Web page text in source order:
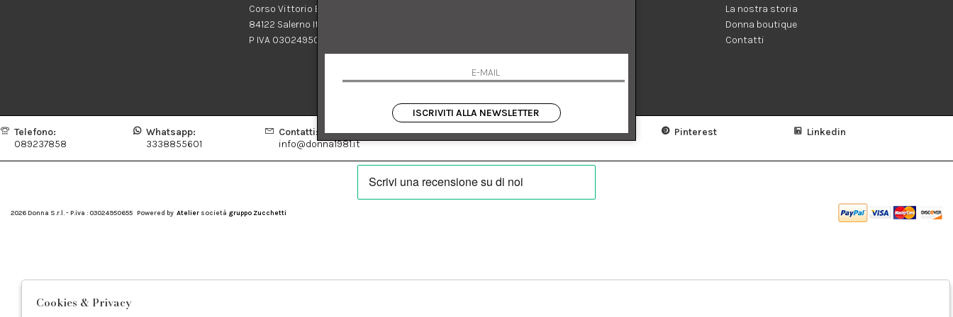
Corso Vittorio Emanuele 182
84122 Salerno Italia
P IVA 03024950655
Termini e condizioni
Condizioni di vendita
Spedizione
La nostra storia
Donna boutique
Contatti
Telefono:
089237858
Whatsapp:
3338855601
Contatti:
info@donna1981.it
Facebook Instagram Pinterest Linkedin
2026 Donna S.r.l. - P.iva : 03024950655 Powered by Atelier società gruppo Zucchetti
ISCRIVITI ALLA NEWSLETTER
Cookies & Privacy